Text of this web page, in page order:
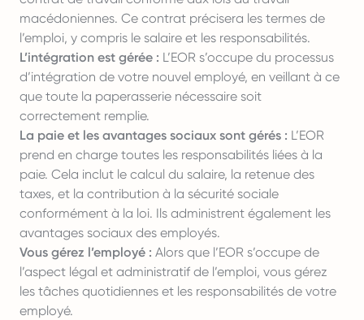
macédoniennes. Ce contrat précisera les termes de
l’emploi, y compris le salaire et les responsabilités.
L’intégration est gérée : L’EOR s’occupe du processus
d’intégration de votre nouvel employé, en veillant à ce
que toute la paperasserie nécessaire soit
correctement remplie.
La paie et les avantages sociaux sont gérés : L’EOR
prend en charge toutes les responsabilités liées à la
paie. Cela inclut le calcul du salaire, la retenue des
taxes, et la contribution à la sécurité sociale
conformément à la loi. Ils administrent également les
avantages sociaux des employés.
Vous gérez l’employé : Alors que l’EOR s’occupe de
l’aspect légal et administratif de l’emploi, vous gérez
les tâches quotidiennes et les responsabilités de votre
employé.